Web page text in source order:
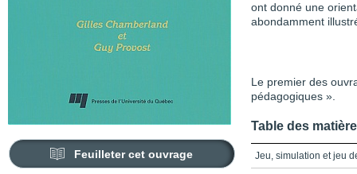
Feuilleter cet ouvrage
ont donné une
abondamment
Le premier des
pédagogiques ».
Table des
Jeu, simulation et jeu